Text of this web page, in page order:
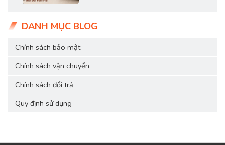
DANH MỤC BLOG
Chính sách bảo mật
Chính sách vận chuyển
Chính sách đổi trả
Quy định sử dụng